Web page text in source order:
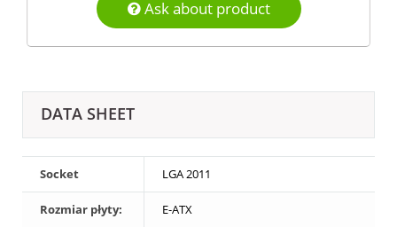
Ask about product
DATA SHEET
Socket LGA 2011
Rozmiar płyty: E-ATX